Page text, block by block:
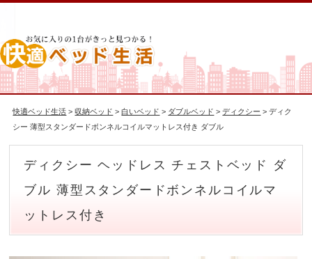
快適ベッド生活 >収納ベッド >白いベッド > ダブルベッド >ディクシー > ディク
シー 薄型スタンダードボンネルコイルマットレス付き ダブル
ディクシー ヘッドレス チェストベッド ダ
ブル 薄型スタンダードボンネルコイルマ
ットレス付き